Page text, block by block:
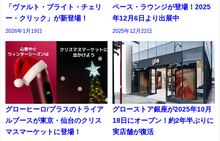
「ヴァルト・ブライト・チェリ
ー・クリック」が新登場！
2026年1月19日
ペース・ラウンジが登場！2025
年12月6日より出展中
2025年12月22日
グローヒーロ/プラスのトライア
ルブースが東京・仙台のクリス
マスマーケットに登場！
グローストア銀座が2025年10月
18日にオープン！約2年半ぶりに
実店舗が復活